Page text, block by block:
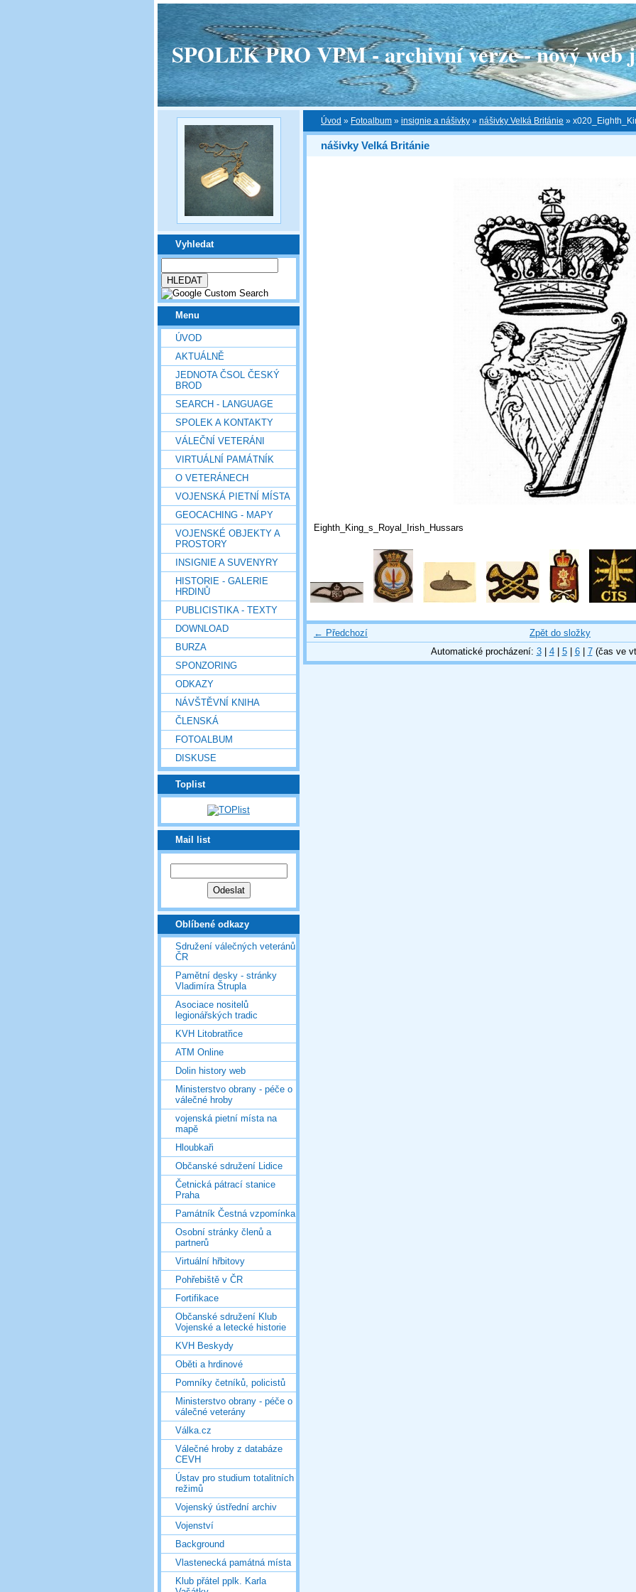
SPOLEK PRO VPM - archivní verze - nový web
Vyhledat
Menu
ÚVOD
AKTUÁLNĚ
JEDNOTA ČSOL ČESKÝ
BROD
SEARCH - LANGUAGE
SPOLEK A KONTAKTY
VÁLEČNÍ VETERÁNI
VIRTUÁLNÍ PAMÁTNÍK
O VETERÁNECH
VOJENSKÁ PIETNÍ MÍSTA
GEOCACHING - MAPY
VOJENSKÉ OBJEKTY A
PROSTORY
INSIGNIE A SUVENYRY
HISTORIE - GALERIE
HRDINŮ
PUBLICISTIKA - TEXTY
DOWNLOAD
BURZA
SPONZORING
ODKAZY
NÁVŠTĚVNÍ KNIHA
ČLENSKÁ
FOTOALBUM
DISKUSE
Toplist
Mail list
Oblíbené odkazy
Sdružení válečných veteránů
ČR
Pamětní desky - stránky
Vladimíra Štrupla
Asociace nositelů
legionářských tradic
KVH Litobratřice
ATM Online
Dolin history web
Ministerstvo obrany - péče o
válečné hroby
vojenská pietní místa na
mapě
Hloubkaři
Občanské sdružení Lidice
Četnická pátrací stanice
Praha
Památník Čestná vzpomínka
Osobní stránky členů a
partnerů
Virtuální hřbitovy
Pohřebiště v ČR
Fortifikace
Občanské sdružení Klub
Vojenské a letecké historie
KVH Beskydy
Oběti a hrdinové
Pomníky četníků, policistů
Ministerstvo obrany - péče o
válečné veterány
Válka.cz
Válečné hroby z databáze
CEVH
Ústav pro studium totalitních
režimů
Vojenský ústřední archiv
Vojenství
Background
Vlastenecká památná místa
Klub přátel pplk. Karla
Úvod » Fotoalbum » insignie a nášivky » nášivky Velká Británie »
nášivky Velká Británie
Eighth_King_s_Royal_Irish_Hussars
← Předchozí
Zpět do složky
Automatické procházení: 3| 4| 5| 6| 7(čas ve